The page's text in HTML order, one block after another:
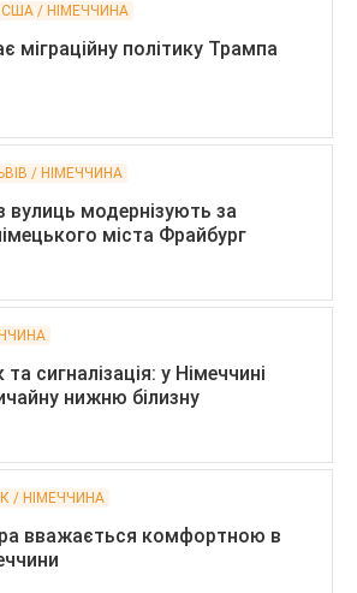
/ НІМЕЧЧИНА
міграційну політику Трампа
/ НІМЕЧЧИНА
вулиць модернізують за
міста Фрайбург
сигналізація: у Німеччині
нижню білизну
/ НІМЕЧЧИНА
вважається комфортною в